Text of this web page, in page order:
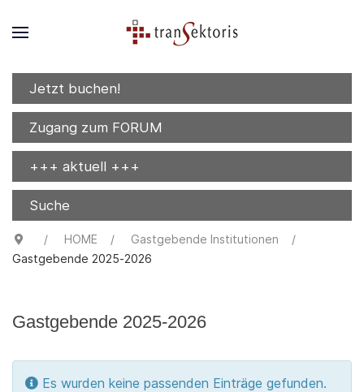
Jetzt buchen!
Zugang zum FORUM
+++ aktuell +++
Suche
HOME
Gastgebende Institutionen
Gastgebende 2025-2026
Gastgebende 2025-2026
Information
Es wurden keine passenden Einträge gefunden.